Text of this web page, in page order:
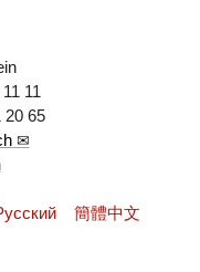
11
20 65
簡體中文